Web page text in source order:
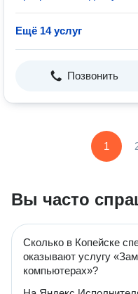
Ещё 14 услуг
Позвонить
1
Вы часто
Сколько в Копейске
оказывают услугу
компьютерах»?